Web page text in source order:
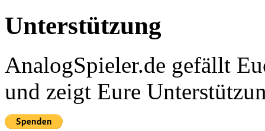
Unterstützung
AnalogSpieler.de gefällt
und zeigt Eure